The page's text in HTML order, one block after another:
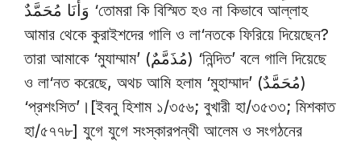
وَأَنَا مُحَمَّدٌ ‘তোমরা কি বিস্মিত হও না কিভাবে আল্লাহ
আমার থেকে কুরাইশদের গালি ও লা‘নতকে ফিরিয়ে দিয়েছেন?
তারা আমাকে ‘মুযাম্মাম’ (مُذَمَّمٌ) ‘নিন্দিত’ বলে গালি দিয়েছে
ও লা‘নত করেছে, অথচ আমি হলাম ‘মুহাম্মাদ’ (مُحَمَّدٌ)
‘প্রশংসিত’।[ইবনু হিশাম ১/৩৫৬; বুখারী হা/৩৫৩৩; মিশকাত
হা/৫৭৭৮] যুগে যুগে সংস্কারপন্থী আলেম ও সংগঠনের